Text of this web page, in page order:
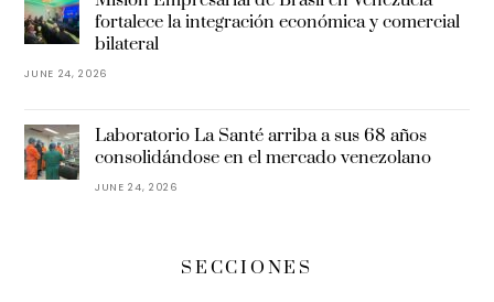
fortalece la integración económica y comercial
bilateral
JUNE 24, 2026
Laboratorio La Santé arriba a sus 68 años
consolidándose en el mercado venezolano
JUNE 24, 2026
SECCIONES